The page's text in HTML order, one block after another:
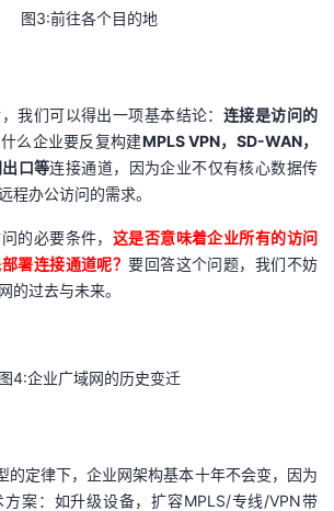
图3:前往各个目的地
我们可以得出一项基本结论： 连接是访问的
么企业要反复构建MPLS VPN，SD-WAN，
口等连接通道，因为企业不仅有核心数据传
程办公访问的需求。
的必要条件， 这是否意味着企业所有的访问
署连接通道呢？要回答这个问题，我们不妨
的过去与未来。
图4:企业广域网的历史变迁
的定律下，企业网架构基本十年不会变，因为
案：如升级设备，扩容MPLS/专线/VPN带